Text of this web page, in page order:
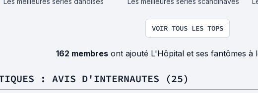
VOIR TOUS LES TOPS
162 membres ont ajouté L'Hôpital et ses fantômes à
: AVIS D'INTERNAUTES (25)